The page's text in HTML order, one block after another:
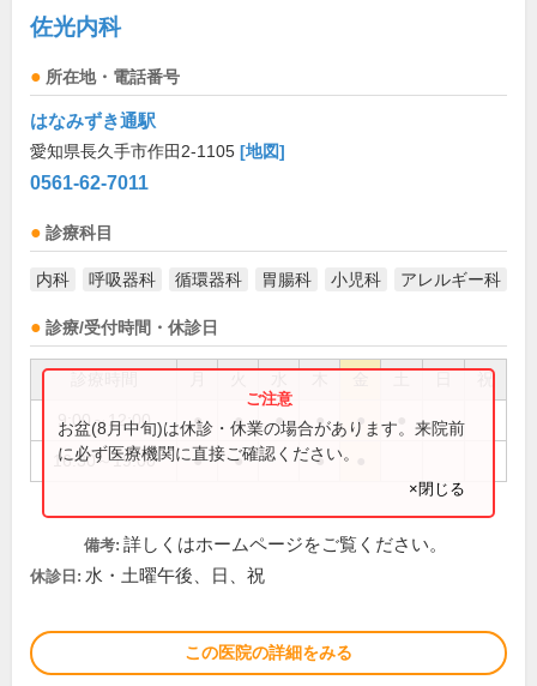
佐光内科
所在地・電話番号
はなみずき通駅
愛知県長久手市作田2-1105 [地図]
0561-62-7011
診療科目
内科 呼吸器科 循環器科 胃腸科 小児科 アレルギー科
診療/受付時間・休診日
祝
9:00～12:00 ● ● ● ● ●
16:30～19:00 ● ● ●
お盆(8月中旬)は休診・休業の場合があります。来院前
に必ず医療機関に直接ご確認ください。
×閉じる
備考: 詳しくはホームページをご覧ください。
休診日: 水・土曜午後、日、祝
この医院の詳細をみる